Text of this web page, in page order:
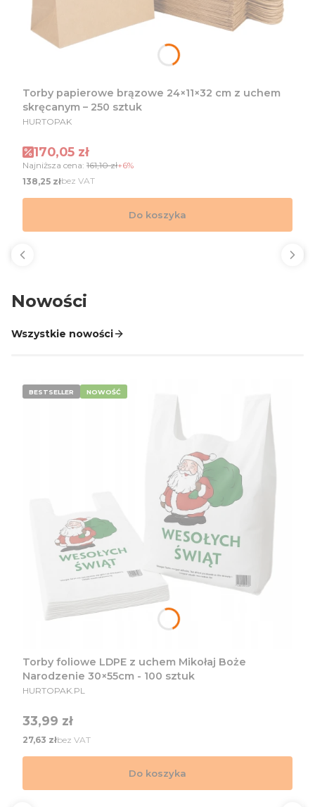
Torby papierowe brązowe 24×11×32 cm z uchem
skręcanym – 250 sztuk
PRODUCENT
HURTOPAK
Cena promocyjna
170,05 zł
Najniższa cena: 161,10 zł+6%
Cena
138,25 złbez VAT
Do koszyka
Nowości
Wszystkie nowości
BESTSELLER NOWOŚĆ
Torby foliowe LDPE z uchem Mikołaj Boże
Narodzenie 30×55cm - 100 sztuk
PRODUCENT
HURTOPAK.PL
Cena
33,99 zł
Cena
27,63 złbez VAT
Do koszyka